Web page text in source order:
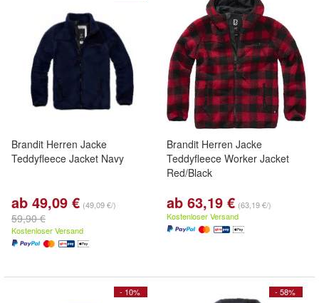
Brandit Herren Jacke
Teddyfleece Jacket Navy
ab 49,09 € (49,09 €/)
59,90 €
Kostenloser Versand
Brandit Herren Jacke
Teddyfleece Worker Jacket
Red/Black
ab 63,19 € (63,19 €/)
Kostenloser Versand
- 10% - 58%